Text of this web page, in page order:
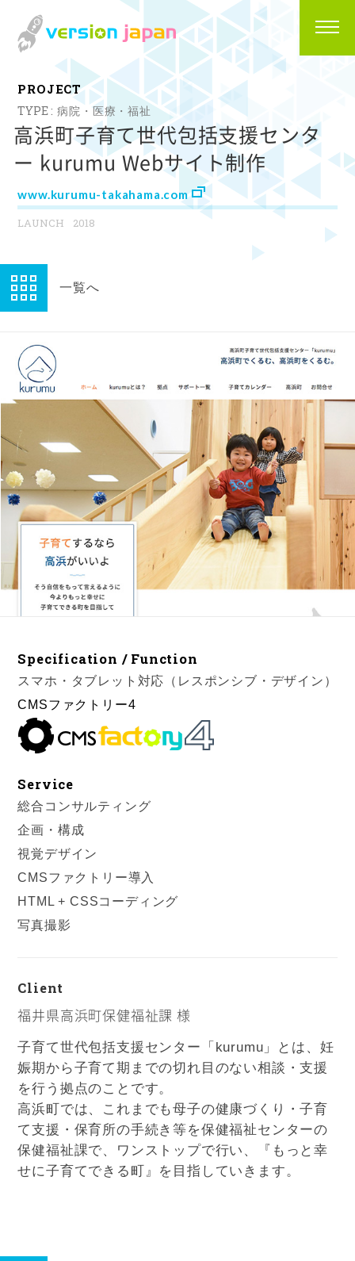
PROJECT
病院・医療・福祉
高浜町子育て世代包括支援センタ
ー kurumu Webサイト制作
www.kurumu-takahama.com
2018
一覧へ
Specification / Function
スマホ・タブレット対応（レスポンシブ・デザイン）
CMSファクトリー4
Service
総合コンサルティング
企画・構成
視覚デザイン
CMSファクトリー導入
HTML + CSSコーディング
写真撮影
Client
福井県高浜町保健福祉課 様
子育て世代包括支援センター「kurumu」とは、妊
娠期から子育て期までの切れ目のない相談・支援
を行う拠点のことです。
高浜町では、これまでも母子の健康づくり・子育
て支援・保育所の手続き等を保健福祉センターの
保健福祉課で、ワンストップで行い、『もっと幸
せに子育てできる町』を目指していきます。